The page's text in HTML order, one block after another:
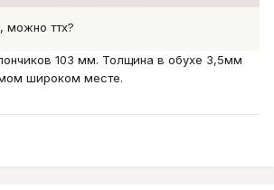
можно ттх?
103 мм. Толщина в обухе 3,5мм
широком месте.